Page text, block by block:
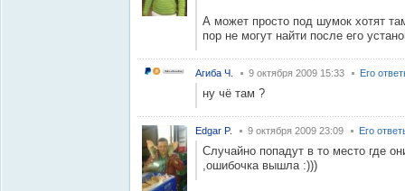
А может просто под шумок хотят
пор не могут найти после его
Агиба Ч. 9 октября 2009 15:33 Его
ну чё там ?
Edgar P. 9 октября 2009 23:09 Его
Случайно попадут в то место где
,ошибочка вышла :)))